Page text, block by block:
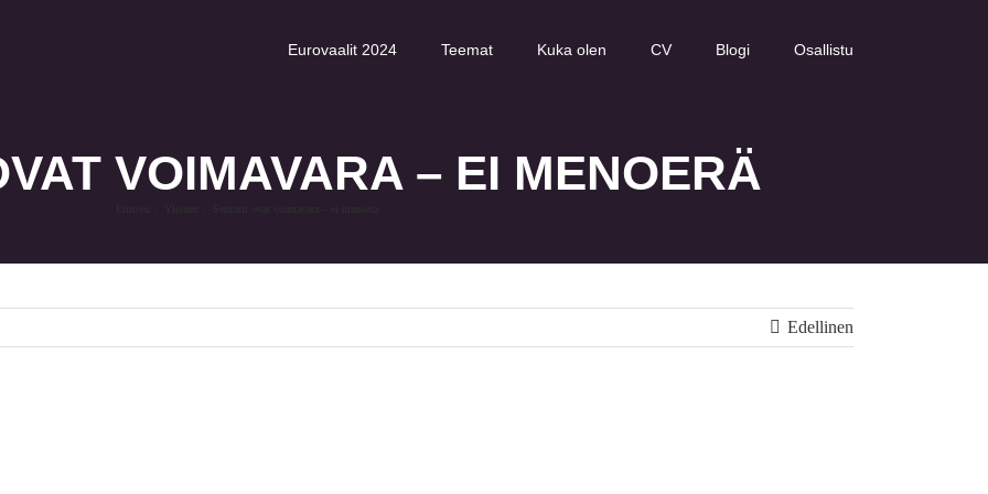
Eurovaalit 2024 Teemat Kuka olen CV Blogi Osallistu
VOIMAVARA – EI MENOERÄ
Edellinen